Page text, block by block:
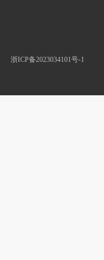
浙ICP备2023034101号-1